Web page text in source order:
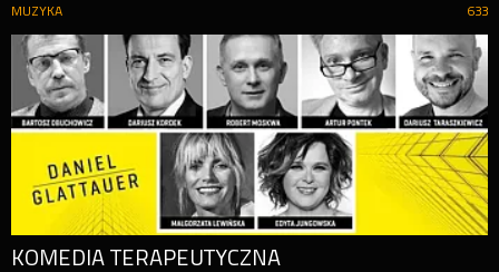
633
MUZYKA
KOMEDIA TERAPEUTYCZNA